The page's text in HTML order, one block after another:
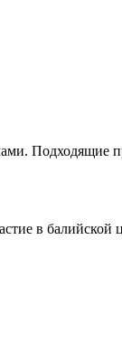
Подходящие
в